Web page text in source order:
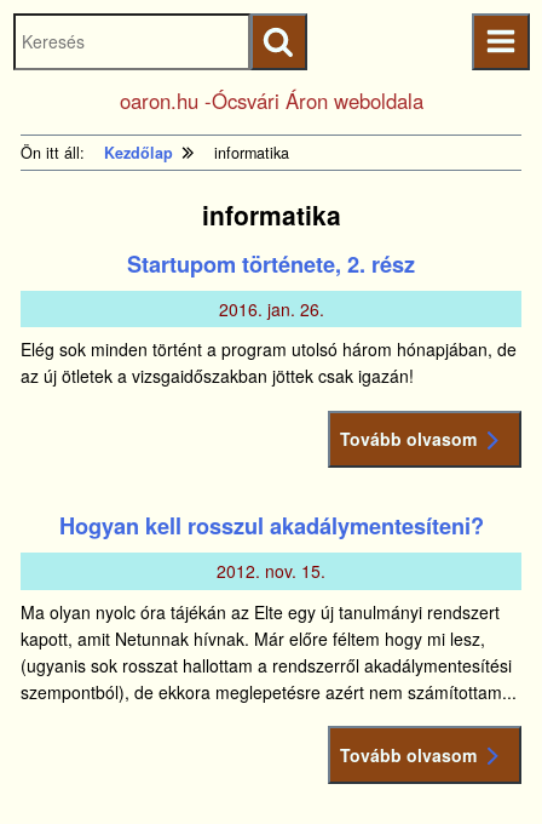
Ugrás a fő
Kezdőlapra
ugrás
oaron.hu -Ócsvári Áron weboldala
Keresés
indítása
Ön itt áll: Kezdőlap informatika
informatika
Startupom története, 2. rész
2016. jan. 26.
Elég sok minden történt a program utolsó három hónapjában, de
az új ötletek a vizsgaidőszakban jöttek csak igazán!
Tovább olvasom
Hogyan kell rosszul akadálymentesíteni?
2012. nov. 15.
Ma olyan nyolc óra tájékán az Elte egy új tanulmányi rendszert
kapott, amit Netunnak hívnak. Már előre féltem hogy mi lesz,
(ugyanis sok rosszat hallottam a rendszerről akadálymentesítési
szempontból), de ekkora meglepetésre azért nem számítottam...
Tovább olvasom